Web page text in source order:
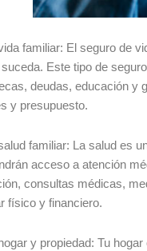
familiar: El seguro de
Este tipo de
deudas, educación y
y presupuesto.
familiar: La salud es
acceso a atención
consultas médicas,
físico y financiero.
y propiedad: Tu